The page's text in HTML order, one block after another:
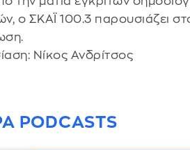
ο ΣΚΑΪ 100.3 παρουσιάζει
Νίκος Ανδρίτσος
PODCASTS